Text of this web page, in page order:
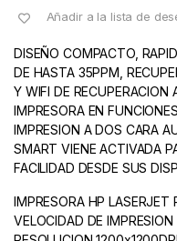
Añadir a la lista de
DISEÑO COMPACTO,
DE HASTA 35PPM,
Y WIFI DE
IMPRESORA EN
IMPRESION A DOS CARA
SMART VIENE ACTIVADA
FACILIDAD DESDE SUS
IMPRESORA HP
VELOCIDAD DE